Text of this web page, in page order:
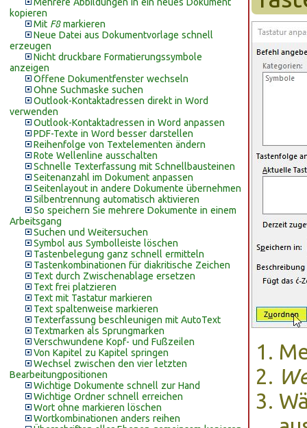
kopieren
Mit F8markieren
Neue Datei aus Dokumentvorlage schnell
erzeugen
Nicht druckbare Formatierungssymbole
anzeigen
Offene Dokumentfenster wechseln
Ohne Suchmaske suchen
Outlook-Kontaktadressen direkt in Word
verwenden
Outlook-Kontaktadressen in Word anpassen
PDF-Texte in Word besser darstellen
Reihenfolge von Textelementen ändern
Rote Wellenline ausschalten
Schnelle Texterfassung mit Schnellbausteinen
Seitenanzahl im Dokument anpassen
Seitenlayout in andere Dokumente übernehmen
Silbentrennung automatisch aktivieren
So speichern Sie mehrere Dokumente in einem
Arbeitsgang
Suchen und Weitersuchen
Symbol aus Symbolleiste löschen
Tastenbelegung ganz schnell ermitteln
Tastenkombinationen für diakritische Zeichen
Text durch Zwischenablage ersetzen
Text frei platzieren
Text mit Tastatur markieren
Text spaltenweise markieren
Texterfassung beschleunigen mit AutoText
Textmarken als Sprungmarken
Verschwundene Kopf- und Fußzeilen
Von Kapitel zu Kapitel springen
Wechsel zwischen den vier letzten
Bearbeitungpositionen
Wichtige Dokumente schnell zur Hand
Wichtige Ordner schnell erreichen
Wort ohne markieren löschen
Wortkombinationen anders reihen